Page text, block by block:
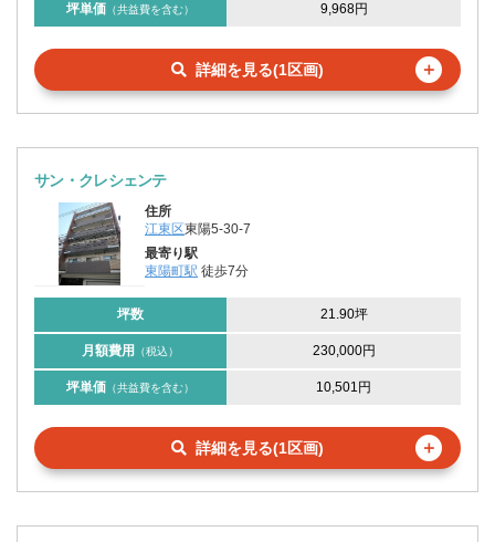
坪単価 （共益費を含む） 9,968円
詳細を見る(1区画) ＋
サン・クレシェンテ
住所
江東区東陽5-30-7
最寄り駅
東陽町駅 徒歩7分
坪数 21.90坪
月額費用 （税込） 230,000円
坪単価 （共益費を含む） 10,501円
詳細を見る(1区画) ＋